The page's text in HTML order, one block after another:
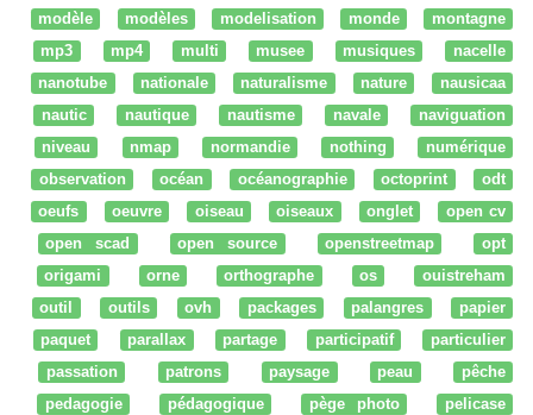
modèle
modèles modelisation monde
montagne
mp3
mp4 multi musee musiques
nacelle
nanotube
nationale naturalisme nature
nausicaa
nautic
nautique nautisme navale
naviguation
niveau
nmap normandie nothing
numérique
observation
océan océanographie octoprint
odt
oeufs
oeuvre oiseau oiseaux onglet
open cv
open scad
open source openstreetmap
opt
origami
orne orthographe os
ouistreham
outil
outils ovh packages palangres
papier
paquet
parallax partage participatif
particulier
passation
patrons paysage peau
pêche
pedagogie
pédagogique pège photo
pelicase